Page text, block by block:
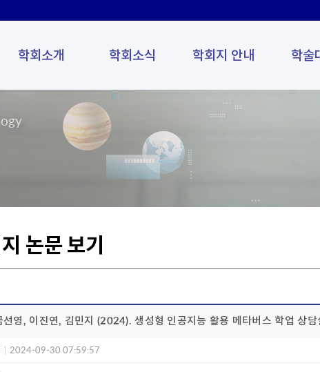
학회소개 학회소식 학회지 안내 학술
논문 보기
영, 이진연, 김민지 (2024). 생성형 인공지능 활용 메타버스 학업 상담
2024-09-30 07:59:57